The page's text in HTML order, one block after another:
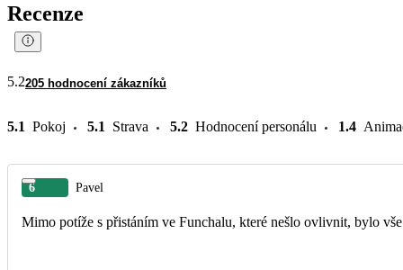
Recenze
5.2205 hodnocení zákazníků
5.1 Pokoj 5.1 Strava 5.2 Hodnocení personálu 1.4
6 Pavel
Mimo potíže s přistáním ve Funchalu, které nešlo ovlivnit, bylo